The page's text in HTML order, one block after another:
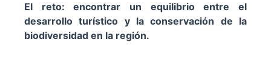
El reto: encontrar un equilibrio entre el
desarrollo turístico y la conservación de la
biodiversidad en la región.